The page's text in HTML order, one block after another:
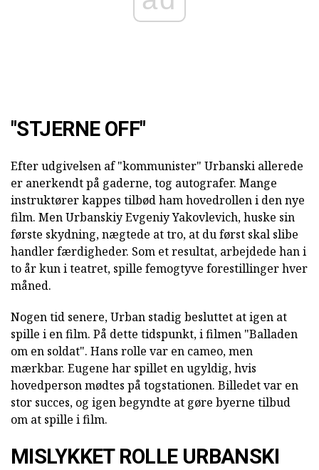
"STJERNE OFF"
Efter udgivelsen af "kommunister" Urbanski allerede
er anerkendt på gaderne, tog autografer. Mange
instruktører kappes tilbød ham hovedrollen i den nye
film. Men Urbanskiy Evgeniy Yakovlevich, huske sin
første skydning, nægtede at tro, at du først skal slibe
handler færdigheder. Som et resultat, arbejdede han i
to år kun i teatret, spille femogtyve forestillinger hver
måned.
Nogen tid senere, Urban stadig besluttet at igen at
spille i en film. På dette tidspunkt, i filmen "Balladen
om en soldat". Hans rolle var en cameo, men
mærkbar. Eugene har spillet en ugyldig, hvis
hovedperson mødtes på togstationen. Billedet var en
stor succes, og igen begyndte at gøre byerne tilbud
om at spille i film.
MISLYKKET ROLLE URBANSKI